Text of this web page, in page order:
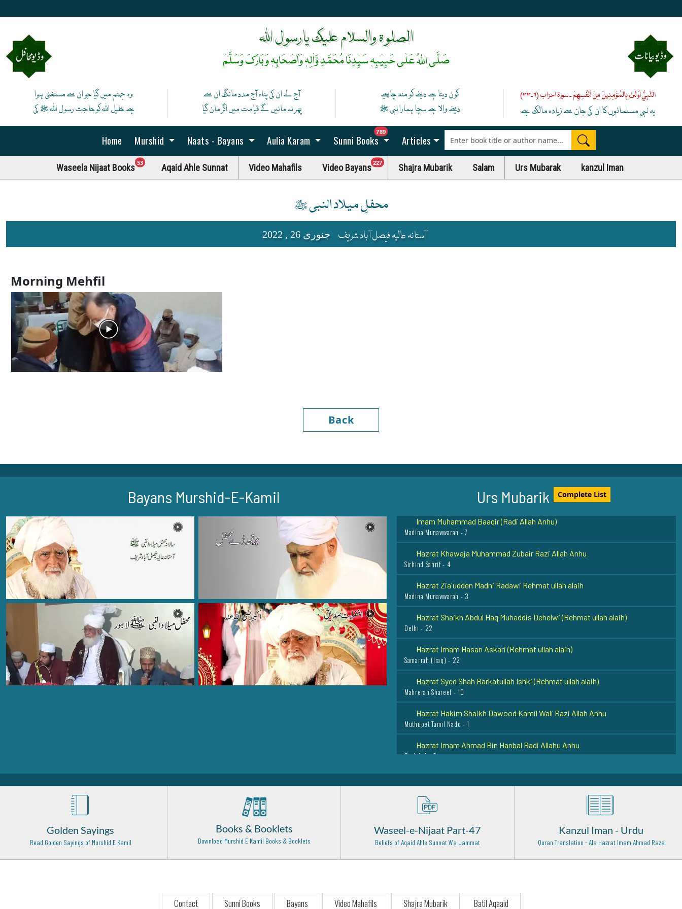
الصلوۃ والسلام علیک یارسول اللہ
صَلَّی اللہُ عَلٰی حَبِیْبِہٖ سَیِّدِنَا مُحَمَّدِ وَّاٰلِہٖ وَاَصْحَابِہٖ وَبَارَکَ وَسَلَّمْ
وہ جہنم میں گیا جو ان سے مستغنی ہوا
ہے خلیل اللہ کوحاجت رسول اللہ ﷺ کی
آج لے ان کی پناہ آج مدد مانگ ان سے
پھر نہ مانیں گے قیامت میں اگر مان گیا
کون دیتا ہے دینے کو منہ چاہیے
دینے والا ہے سچا ہمارا نبی ﷺ
النَّبِيُّ أَوْلَىٰ بِالْمُؤْمِنِينَ مِنْ أَنْفُسِهِمْ ۔ سورۃ احزاب (۶۔۳۳)
یہ نبی مسلمانوں کا ان کی جان سے زیادہ مالک ہے
Home Murshid Naats - Bayans Aulia Karam Sunni Books
789unread messages
Articles
Waseela Nijaat Books 53unread messages
Aqaid Ahle Sunnat Video Mahafils Video Bayans227unread messages
Shajra Mubarik Salam Urs Mubarak kanzul Iman
محفلِ میلاد النبی ﷺ
جنوری 26 , 2022 آستانہ عالیہ فیصل آباد شریف
Morning Mehfil
Back
Bayans Murshid-E-Kamil Urs Mubarik Complete List
Madina Munawwarah - 7
Hazrat Khawaja Muhammad Zubair Razi Allah Anhu
Sirhind Sahrif - 4
Hazrat Zia'udden Madni Radawi Rehmat ullah alaih
Madina Munawwarah - 3
Hazrat Shaikh Abdul Haq Muhaddis Dehelwi (Rehmat ullah alaih)
Delhi - 22
Hazrat Imam Hasan Askari (Rehmat ullah alaih)
Samarrah (Iraq) - 22
Hazrat Syed Shah Barkatullah Ishki (Rehmat ullah alaih)
Mahrerah Shareef - 10
Hazrat Hakim Shaikh Dawood Kamil Wali Razi Allah Anhu
Muthupet Tamil Nado - 1
Hazrat Imam Ahmad Bin Hanbal Radi Allahu Anhu
Baghdad - 9
Sayyid Mohiyuddin Abu Nasr Radiallahu Ta'ala Anhu
Baghdad - 27
Hazrat Usman Ghani (Radi Allahu anhu)
Madinah Shareef - 18
Hadrat Muhammad Imam al Ghazali Rehmat Ullah Alaih
Golden Sayings
Read Golden Sayings of Murshid E Kamil
Books & Booklets
Download Murshid E Kamil Books & Booklets
Waseel-e-Nijaat Part-47
Beliefs of Aqaid Ahle Sunnat Wa Jammat
Kanzul Iman - Urdu
Quran Translation - Ala Hazrat Imam Ahmad Raza
Contact Sunni Books Bayans Video Mahafils Shajra Mubarik Batil Aqaaid